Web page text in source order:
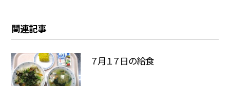
関連記事
７月１７日の給食